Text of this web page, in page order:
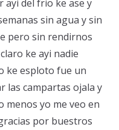
ayi del frio ke ase y
sin agua y sin
pero sin rendirnos
ke ayi nadie
ke esploto fue un
las campartas ojala y
menos yo me veo en
por buestros